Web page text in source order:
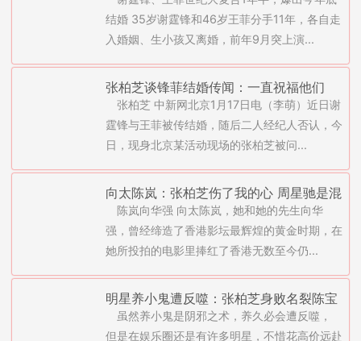
家庭会议年底结婚(图)
结婚 35岁谢霆锋和46岁王菲分手11年，各自走
入婚姻、生小孩又离婚，前年9月突上演...
张柏芝谈锋菲结婚传闻：一直祝福他们
张柏芝 中新网北京1月17日电（李萌）近日谢
霆锋与王菲被传结婚，随后二人经纪人否认，今
日，现身北京某活动现场的张柏芝被问...
向太陈岚：张柏芝伤了我的心 周星驰是混
蛋
陈岚向华强 向太陈岚，她和她的先生向华
强，曾经缔造了香港影坛最辉煌的黄金时期，在
她所投拍的电影里捧红了香港无数至今仍...
明星养小鬼遭反噬：张柏芝身败名裂陈宝
莲跳楼自杀
虽然养小鬼是阴邪之术，养久必会遭反噬，
但是在娱乐圈还是有许多明星，不惜花高价远赴